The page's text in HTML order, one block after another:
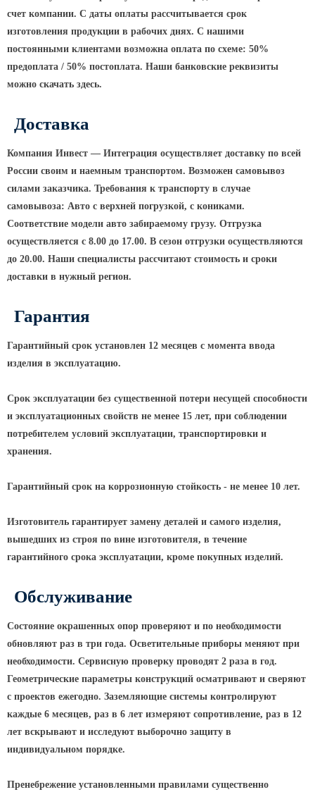
ограждений
Светильники специального
назначения
Антивандальные светильники и
питающие посты
ЗАКЛАДНЫЕ ДЕТАЛИ
МАФ (МАЛЫЕ АРХИТЕКТУРНЫЕ ФОРМЫ)
счет компании. С даты оплаты рассчитывается срок
изготовления продукции в рабочих днях. С нашими
постоянными клиентами возможна оплата по схеме: 50%
предоплата / 50% постоплата. Наши банковские реквизиты
можно скачать здесь.
Доставка
Компания Инвест — Интеграция осуществляет доставку по всей
России своим и наемным транспортом. Возможен самовывоз
силами заказчика. Требования к транспорту в случае
самовывоза: Авто с верхней погрузкой, с кониками.
Соответствие модели авто забираемому грузу. Отгрузка
осуществляется с 8.00 до 17.00. В сезон отгрузки осуществляются
до 20.00. Наши специалисты рассчитают стоимость и сроки
доставки в нужный регион.
Гарантия
Гарантийный срок установлен 12 месяцев с момента ввода
изделия в эксплуатацию.
Срок эксплуатации без существенной потери несущей способности
и эксплуатационных свойств не менее 15 лет, при соблюдении
потребителем условий эксплуатации, транспортировки и
хранения.
Гарантийный срок на коррозионную стойкость - не менее 10 лет.
Изготовитель гарантирует замену деталей и самого изделия,
вышедших из строя по вине изготовителя, в течение
гарантийного срока эксплуатации, кроме покупных изделий.
Обслуживание
Состояние окрашенных опор проверяют и по необходимости
обновляют раз в три года. Осветительные приборы меняют при
необходимости. Сервисную проверку проводят 2 раза в год.
Геометрические параметры конструкций осматривают и сверяют
с проектов ежегодно. Заземляющие системы контролируют
каждые 6 месяцев, раз в 6 лет измеряют сопротивление, раз в 12
лет вскрывают и исследуют выборочно защиту в
индивидуальном порядке.
Пренебрежение установленными правилами существенно